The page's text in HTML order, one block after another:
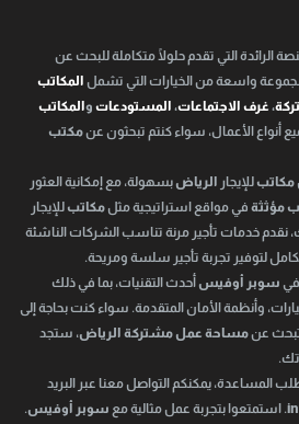
الرائدة التي تقدم حلولًا متكاملة للبحث عن
مجموعة واسعة من الخيارات التي تشمل المكاتب
،غرف الاجتماعات، المستودعات والمكاتب
أنواع الأعمال، سواء كنتم تبحثون عنمكتب
مكاتبللإيجار الرياضبسهولة، مع إمكانية العثور
مؤثثة في مواقع استراتيجية مثل مكاتبللإيجار
نقدم خدمات تأجير مرنة تناسب الشركات الناشئة
لتوفير تجربة تأجير سلسة ومريحة.
في سوبر أوفيسأحدث التقنيات، بما في ذلك
وأنظمة الأمان المتقدمة. سواء كنت بحاجة إلى
عنمساحة عمل مشتركة الرياض، ستجد
المساعدة، يمكنكم التواصل معنا عبر البريد
. استمتعوا بتجربة عمل مثالية مع سوبر أوفيس.